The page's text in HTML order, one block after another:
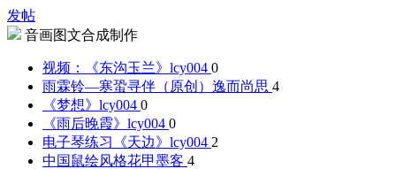
发帖
音画图文合成制作
视频：《东沟玉兰》 lcy004 0
雨霖铃—寒蛩寻伴（原创） 逸而尚思 4
《梦想》 lcy004 0
《雨后晚霞》 lcy004 0
电子琴练习《天边》 lcy004 2
中国鼠绘风格花甲墨客 4